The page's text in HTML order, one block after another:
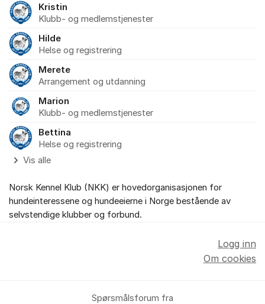
Kristin
Klubb- og medlemstjenester
Hilde
Helse og registrering
Merete
Arrangement og utdanning
Marion
Klubb- og medlemstjenester
Bettina
Helse og registrering
Vis alle
Norsk Kennel Klub (NKK) er hovedorganisasjonen for
hundeinteressene og hundeeierne i Norge bestående av
selvstendige klubber og forbund.
Spørsmålsforum fra
Logg inn
Om cookies